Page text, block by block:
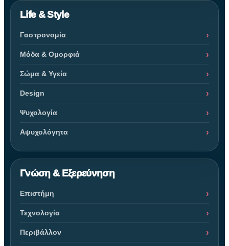
Life & Style
Γαστρονομία
Μόδα & Ομορφιά
Σώμα & Υγεία
Design
Ψυχολογία
Αψυχολόγητα
Γνώση & Εξερεύνηση
Επιστήμη
Τεχνολογία
Περιβάλλον